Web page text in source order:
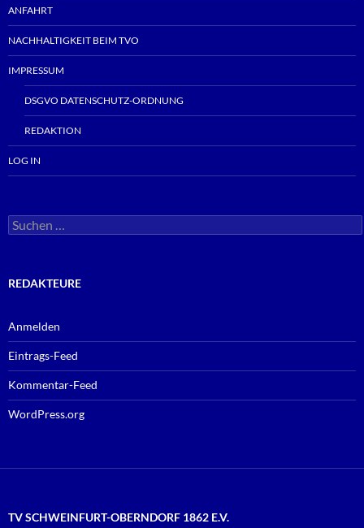
ANFAHRT
NACHHALTIGKEIT BEIM TVO
IMPRESSUM
DSGVO DATENSCHUTZ-ORDNUNG
REDAKTION
LOG IN
Suchen
nach:
REDAKTEURE
Anmelden
Eintrags-Feed
Kommentar-Feed
WordPress.org
TV SCHWEINFURT-OBERNDORF 1862 E.V.